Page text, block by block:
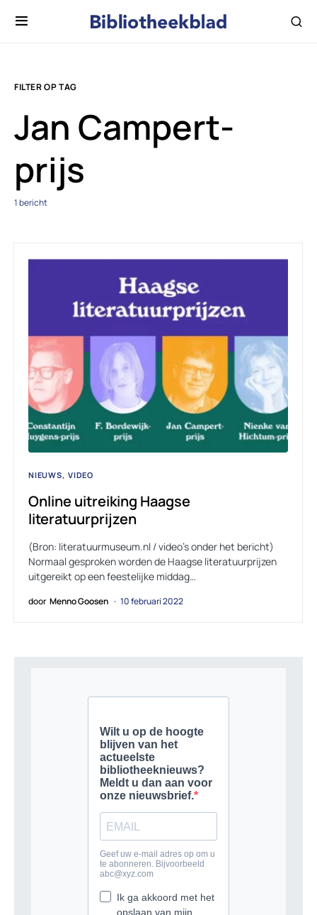
FILTER OP TAG
Jan Campert-
prijs
1 bericht
NIEUWS VIDEO
Online uitreiking Haagse
literatuurprijzen
(Bron: literatuurmuseum.nl / video’s onder het bericht)
Normaal gesproken worden de Haagse literatuurprijzen
uitgereikt op een feestelijke middag…
door Menno Goosen 10 februari 2022